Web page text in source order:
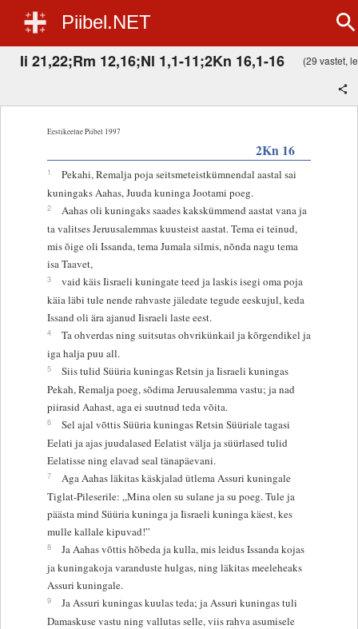
Piibel.NET
Ii 21,22;Rm 12,16;Nl 1,1-11;2Kn 16,1-16 (29 vastet,
Eestikeelne Piibel 1997
2Kn 16
1
Pekahi, Remalja poja seitsmeteistkümnendal aastal sai
kuningaks Aahas, Juuda kuninga Jootami poeg.
2
Aahas oli kuningaks saades kakskümmend aastat vana ja
ta valitses Jeruusalemmas kuusteist aastat. Tema ei teinud,
mis õige oli Issanda, tema Jumala silmis, nõnda nagu tema
isa Taavet,
3
vaid käis Iisraeli kuningate teed ja laskis isegi oma poja
käia läbi tule nende rahvaste jäledate tegude eeskujul, keda
Issand oli ära ajanud Iisraeli laste eest.
4
Ta ohverdas ning suitsutas ohvrikünkail ja kõrgendikel ja
iga halja puu all.
5
Siis tulid Süüria kuningas Retsin ja Iisraeli kuningas
Pekah, Remalja poeg, sõdima Jeruusalemma vastu; ja nad
piirasid Aahast, aga ei suutnud teda võita.
6
Sel ajal võttis Süüria kuningas Retsin Süüriale tagasi
Eelati ja ajas juudalased Eelatist välja ja süürlased tulid
Eelatisse ning elavad seal tänapäevani.
7
Aga Aahas läkitas käskjalad ütlema Assuri kuningale
Tiglat-Pileserile: „Mina olen su sulane ja su poeg. Tule ja
päästa mind Süüria kuninga ja Iisraeli kuninga käest, kes
mulle kallale kipuvad!”
8
Ja Aahas võttis hõbeda ja kulla, mis leidus Issanda kojas
ja kuningakoja varanduste hulgas, ning läkitas meeleheaks
Assuri kuningale.
9
Ja Assuri kuningas kuulas teda; ja Assuri kuningas tuli
Damaskuse vastu ning vallutas selle, viis rahva asumisele